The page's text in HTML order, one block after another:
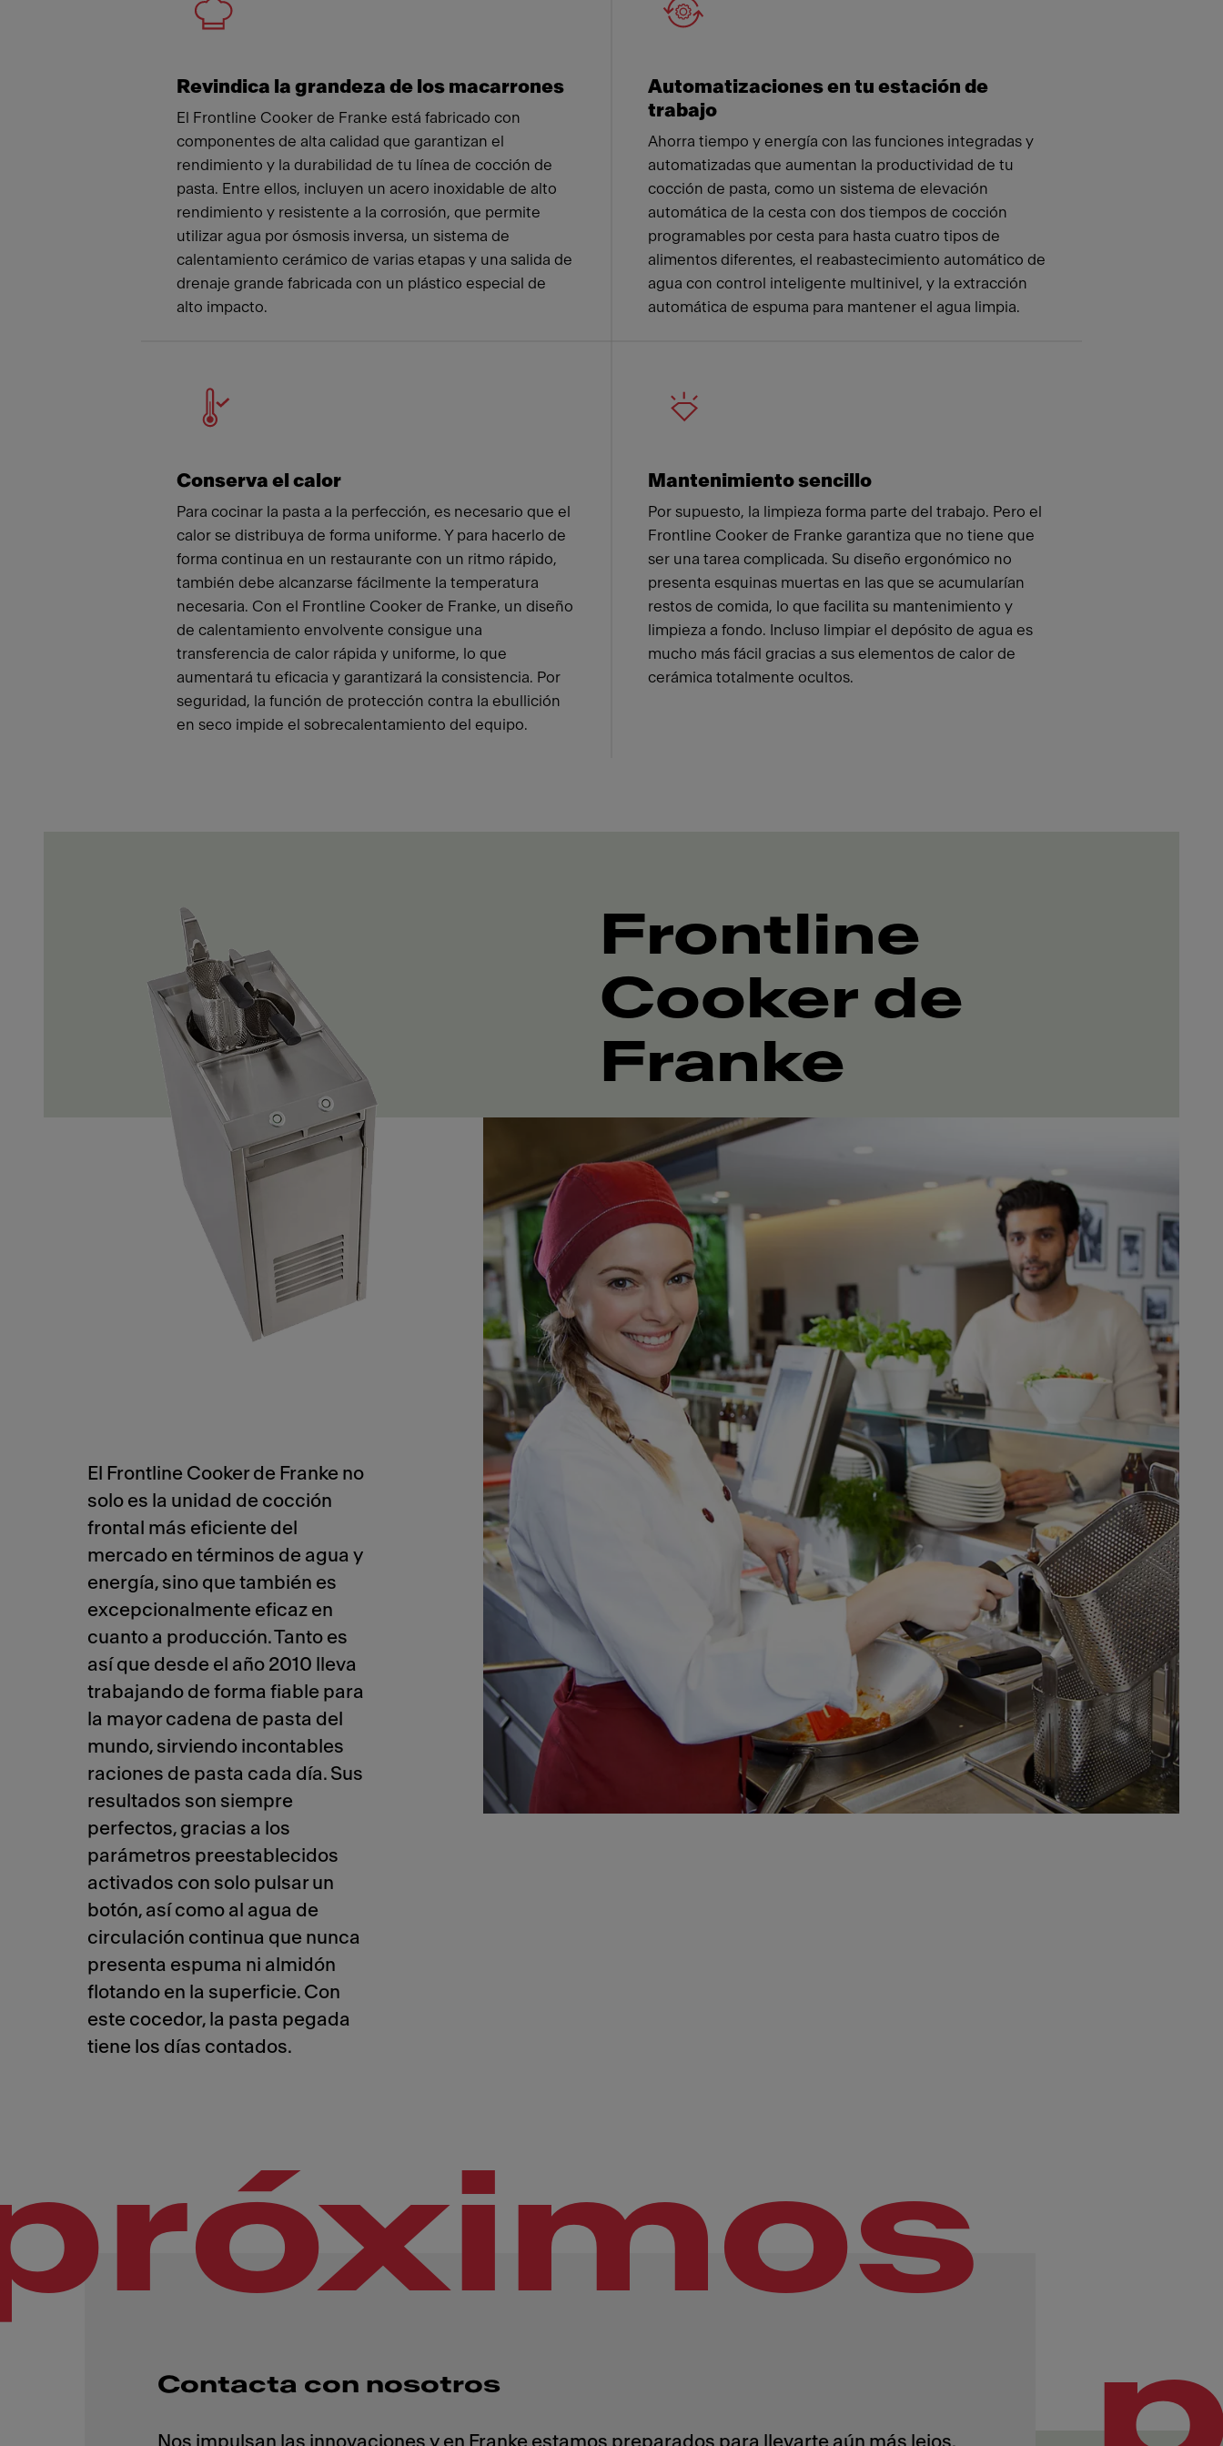
Revindica la grandeza de los macarrones
El Frontline Cooker de Franke está fabricado con
componentes de alta calidad que garantizan el
rendimiento y la durabilidad de tu línea de cocción de
pasta. Entre ellos, incluyen un acero inoxidable de alto
rendimiento y resistente a la corrosión, que permite
utilizar agua por ósmosis inversa, un sistema de
calentamiento cerámico de varias etapas y una salida de
drenaje grande fabricada con un plástico especial de
alto impacto.
Automatizaciones en tu estación de
trabajo
Ahorra tiempo y energía con las funciones integradas y
automatizadas que aumentan la productividad de tu
cocción de pasta, como un sistema de elevación
automática de la cesta con dos tiempos de cocción
programables por cesta para hasta cuatro tipos de
alimentos diferentes, el reabastecimiento automático de
agua con control inteligente multinivel, y la extracción
automática de espuma para mantener el agua limpia.
Conserva el calor
Para cocinar la pasta a la perfección, es necesario que el
calor se distribuya de forma uniforme. Y para hacerlo de
forma continua en un restaurante con un ritmo rápido,
también debe alcanzarse fácilmente la temperatura
necesaria. Con el Frontline Cooker de Franke, un diseño
de calentamiento envolvente consigue una
transferencia de calor rápida y uniforme, lo que
aumentará tu eficacia y garantizará la consistencia. Por
seguridad, la función de protección contra la ebullición
en seco impide el sobrecalentamiento del equipo.
Mantenimiento sencillo
Por supuesto, la limpieza forma parte del trabajo. Pero el
Frontline Cooker de Franke garantiza que no tiene que
ser una tarea complicada. Su diseño ergonómico no
presenta esquinas muertas en las que se acumularían
restos de comida, lo que facilita su mantenimiento y
limpieza a fondo. Incluso limpiar el depósito de agua es
mucho más fácil gracias a sus elementos de calor de
cerámica totalmente ocultos.
Frontline
Cooker de
Franke
El Frontline Cooker de Franke no
solo es la unidad de cocción
frontal más eficiente del
mercado en términos de agua y
energía, sino que también es
excepcionalmente eficaz en
cuanto a producción. Tanto es
así que desde el año 2010 lleva
trabajando de forma fiable para
la mayor cadena de pasta del
mundo, sirviendo incontables
raciones de pasta cada día. Sus
resultados son siempre
perfectos, gracias a los
parámetros preestablecidos
activados con solo pulsar un
botón, así como al agua de
circulación continua que nunca
presenta espuma ni almidón
flotando en la superficie. Con
este cocedor, la pasta pegada
tiene los días contados.
Contacta con nosotros
Nos impulsan las innovaciones y en Franke estamos preparados para llevarte aún más lejos.